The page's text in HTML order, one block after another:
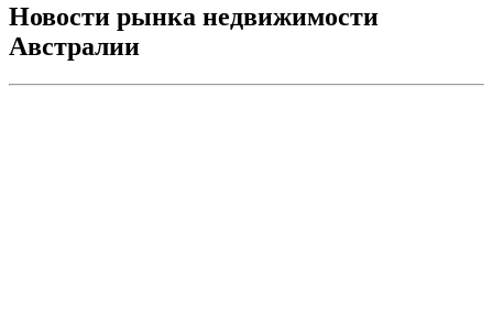
Новости рынка недвижимости
Австралии